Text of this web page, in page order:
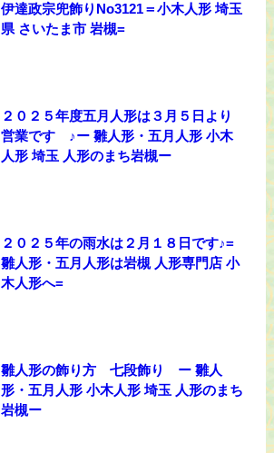
伊達政宗兜飾りNo3121＝小木人形 埼玉
県 さいたま市 岩槻=
２０２５年度五月人形は３月５日より
営業です ♪ー 雛人形・五月人形 小木
人形 埼玉 人形のまち岩槻ー
２０２５年の雨水は２月１８日です♪=
雛人形・五月人形は岩槻 人形専門店 小
木人形へ=
雛人形の飾り方 七段飾り ー 雛人
形・五月人形 小木人形 埼玉 人形のまち
岩槻ー